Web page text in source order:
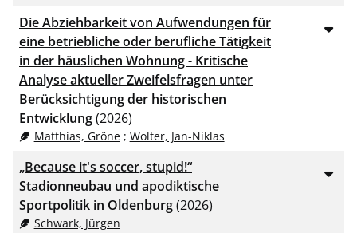
Die Abziehbarkeit von Aufwendungen für
eine betriebliche oder berufliche Tätigkeit
in der häuslichen Wohnung - Kritische
Analyse aktueller Zweifelsfragen unter
Berücksichtigung der historischen
Entwicklung(2026)
Matthias, Gröne; Wolter, Jan-Niklas
„Because it's soccer, stupid!“
Stadionneubau und apodiktische
Sportpolitik in Oldenburg(2026)
Schwark, Jürgen